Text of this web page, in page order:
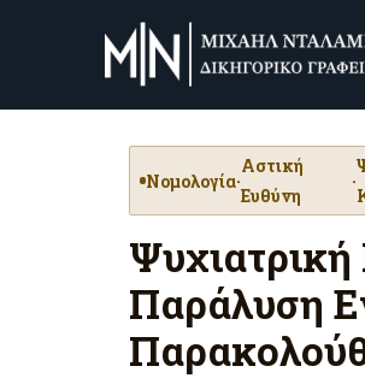
Νομολογία·
Αστική
Ευθύνη
·
Παράλυση